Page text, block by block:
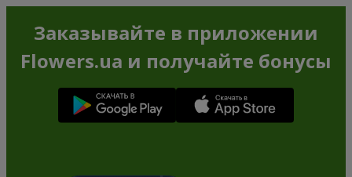
Заказывайте в приложении
Flowers.ua и получайте бонусы